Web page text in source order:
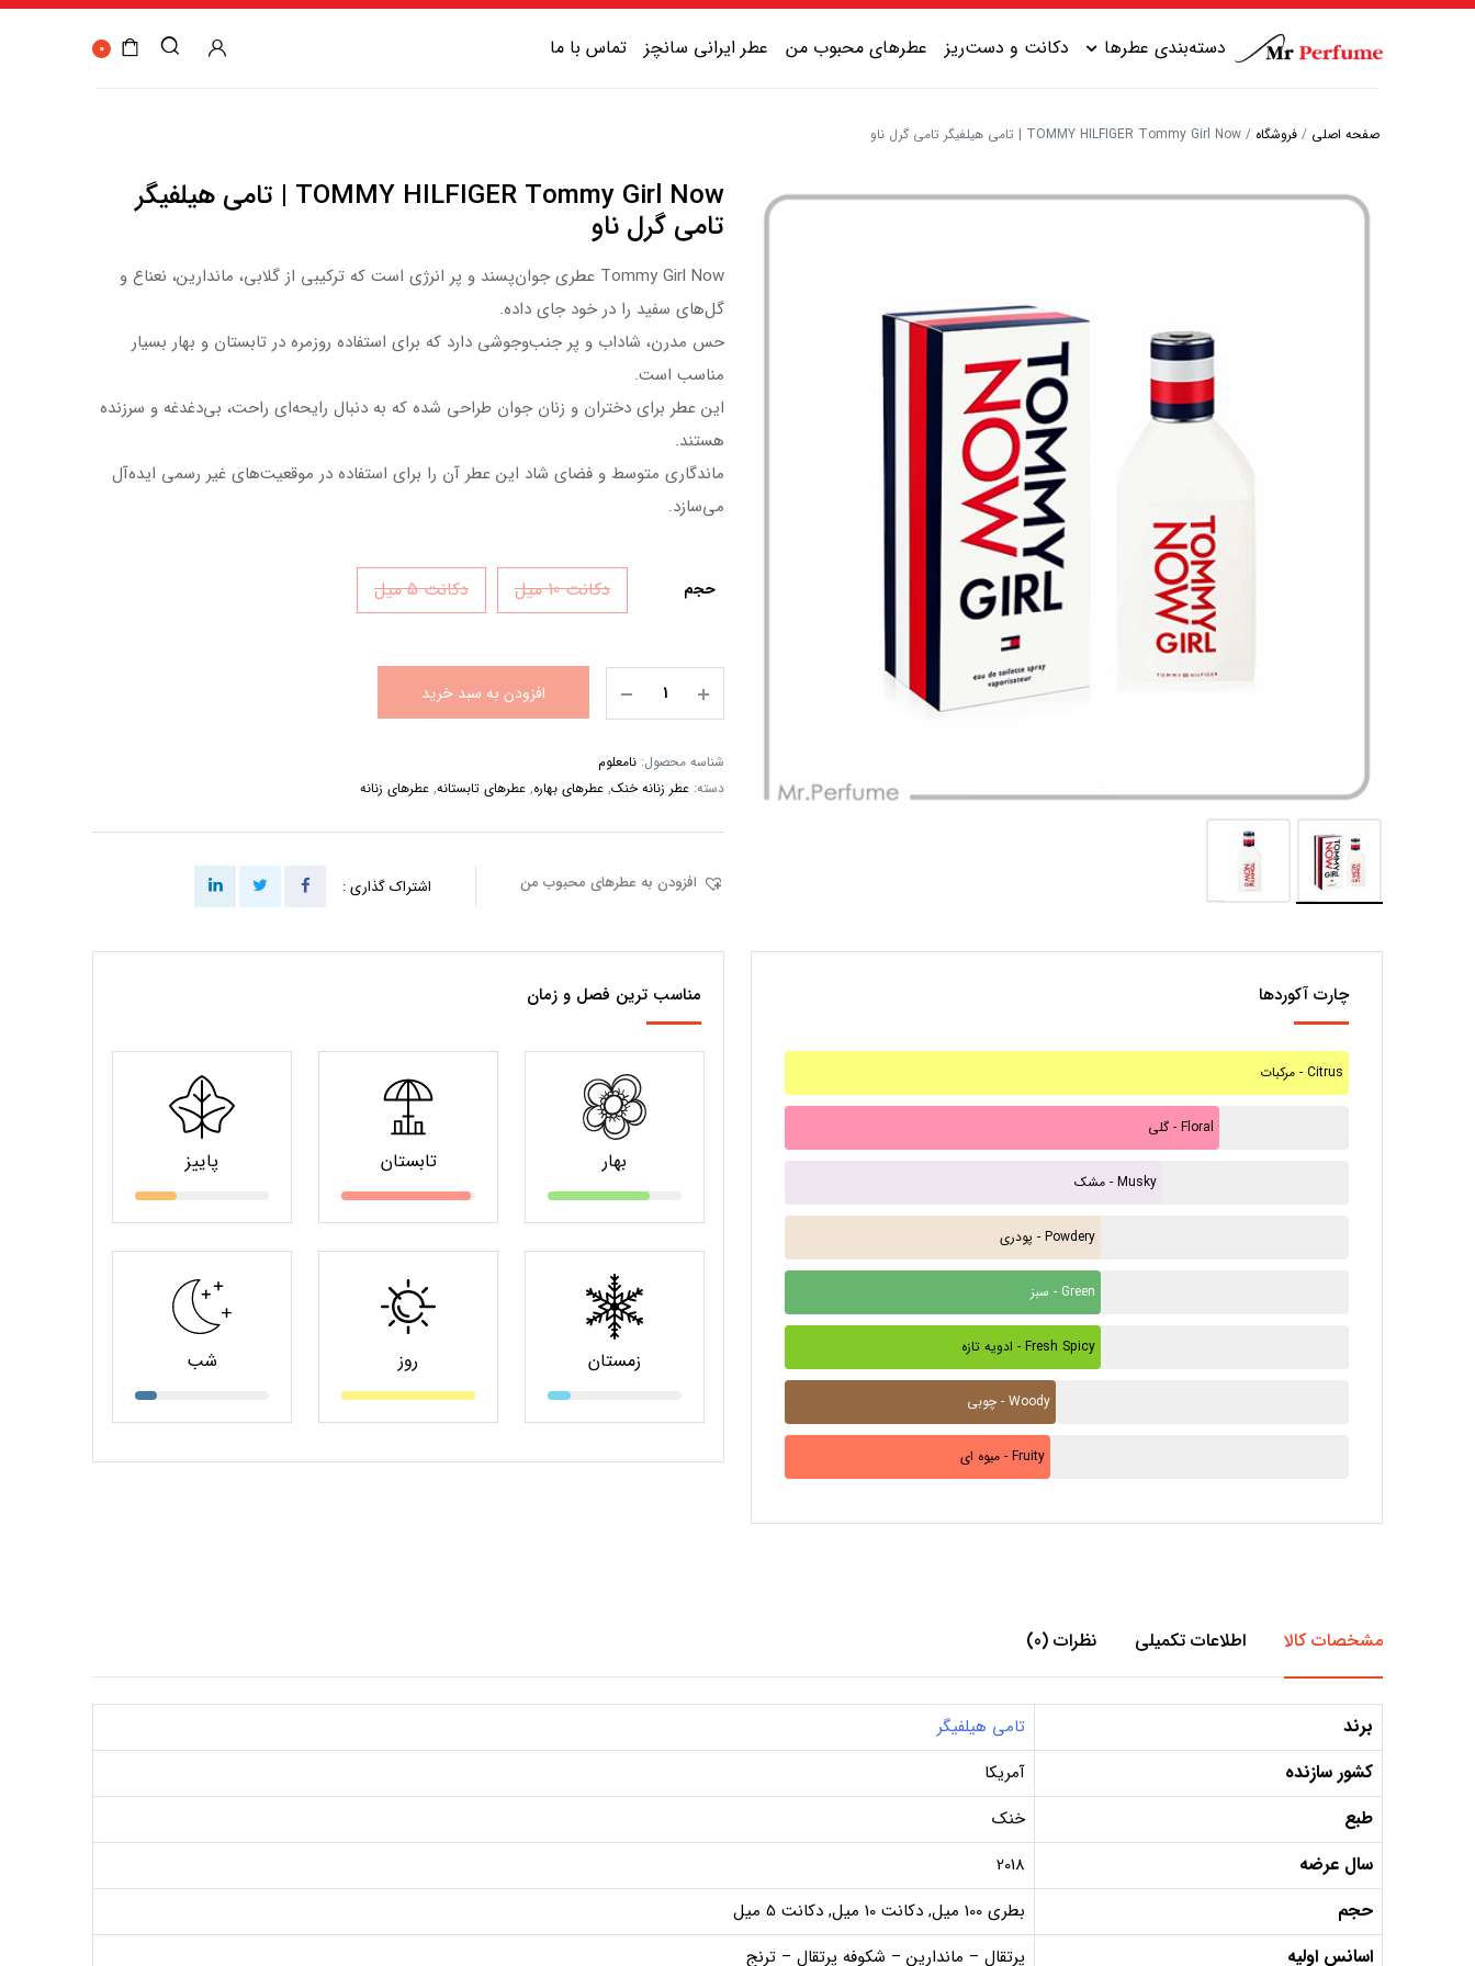
دسته‌بندی عطرها
عطر زنانه گرم
عطر مردانه تلخ
عطر یونیسکس تلخ
دکانت و دست‌ریز عطرهای محبوب من عطر ایرانی سانچز تماس با ما 0
صفحه اصلی / فروشگاه / TOMMY HILFIGER Tommy Girl Now | تامی هیلفیگر تامی گرل ناو
TOMMY HILFIGER Tommy Girl Now | تامی هیلفیگر
تامی گرل ناو
Tommy Girl Now عطری جوان‌پسند و پر انرژی است که ترکیبی از گلابی، ماندارین، نعناع و
گل‌های سفید را در خود جای داده.
حس مدرن، شاداب و پر جنب‌وجوشی دارد که برای استفاده روزمره در تابستان و بهار بسیار
مناسب است.
این عطر برای دختران و زنان جوان طراحی شده که به دنبال رایحه‌ای راحت، بی‌دغدغه و سرزنده
هستند.
ماندگاری متوسط و فضای شاد این عطر آن را برای استفاده در موقعیت‌های غیر رسمی ایده‌آل
می‌سازد.
حجم دکانت 10 میل دکانت 5 میل
افزودن به سبد خرید
شناسه محصول: نامعلوم
دسته: عطر زنانه خنک, عطرهای بهاره, عطرهای تابستانه, عطرهای زنانه
افزودن به عطرهای محبوب من اشتراک گذاری :
چارت آکوردها
مرکبات - Citrus
گلی - Floral
مشک - Musky
پودری - Powdery
سبز - Green
ادویه تازه - Fresh Spicy
چوبی - Woody
میوه ای - Fruity
مناسب ترین فصل و زمان
بهار تابستان پاییز
زمستان روز شب
مشخصات کالا اطلاعات تکمیلی نظرات (0)
برند تامی هیلفیگر
کشور سازنده آمریکا
طبع خنک
سال عرضه 2018
حجم بطری 100 میل, دکانت 10 میل, دکانت 5 میل
اسانس اولیه پرتقال – ماندارین – شکوفه پرتقال – ترنج